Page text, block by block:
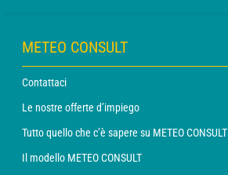
METEO CONSULT
Contattaci
Le nostre offerte d’impiego
Tutto quello che c’è sapere su METEO CONSULT
Il modello METEO CONSULT